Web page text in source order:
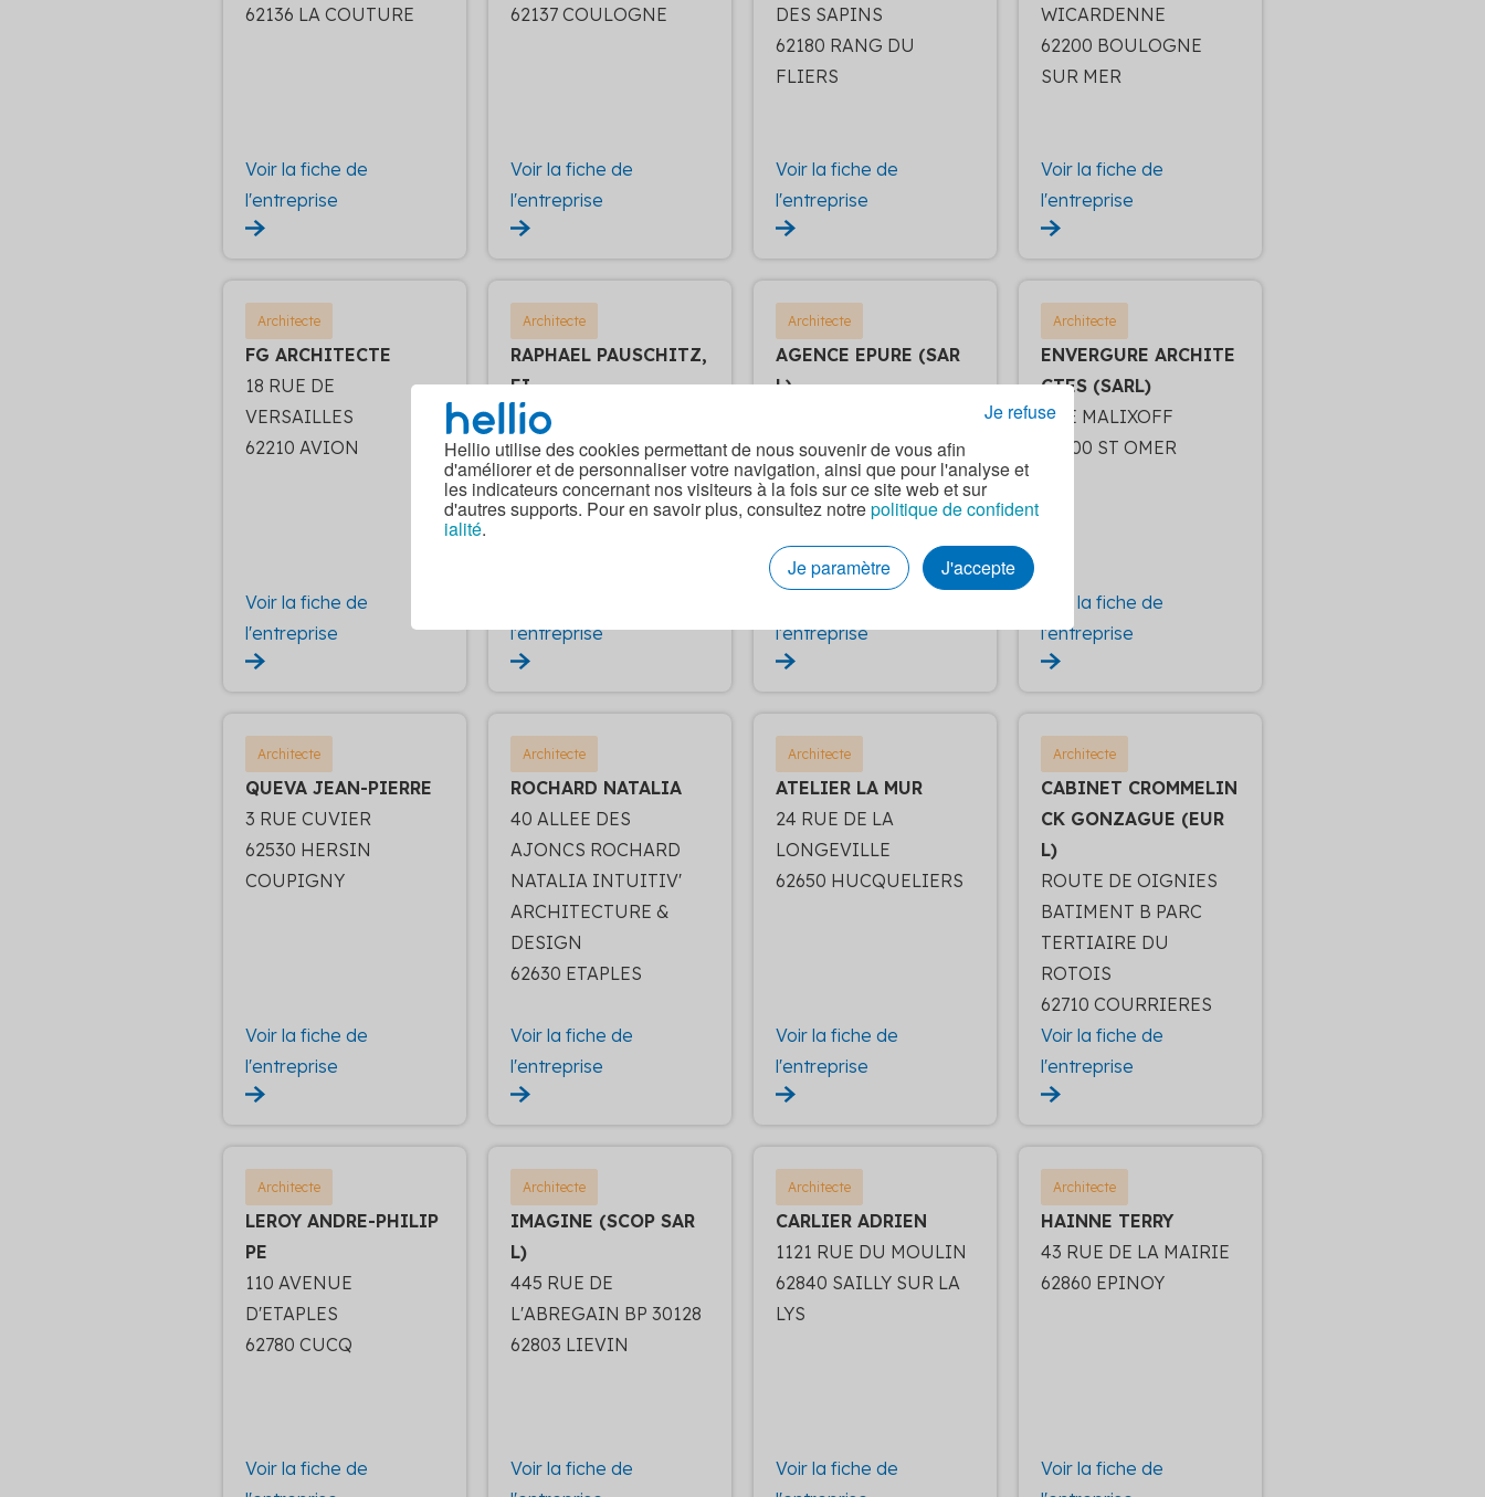
Hellio utilise des cookies permettant de nous souvenir de vous afin
d'améliorer et de personnaliser votre navigation, ainsi que pour l'analyse et
les indicateurs concernant nos visiteurs à la fois sur ce site web et sur
d'autres supports. Pour en savoir plus, consultez notrepolitique de confident
ialité.
Je paramètre
J'accepte
Je refuse
62136 LA COUTURE
Voir la fiche de
l'entreprise
62137 COULOGNE
Voir la fiche de
l'entreprise
DES SAPINS
62180 RANG DU
FLIERS
Voir la fiche de
l'entreprise
WICARDENNE
62200 BOULOGNE
SUR MER
Voir la fiche de
l'entreprise
Architecte
FG ARCHITECTE
18 RUE DE
VERSAILLES
62210 AVION
Voir la fiche de
l'entreprise
Architecte
RAPHAEL PAUSCHITZ,
EI
45 RUE DE
WICARDENNE
62280 ST MARTIN
BOULOGNE
l'entreprise
Architecte
AGENCE EPURE (SAR
L)
62500 ST OMER
l'entreprise
Architecte
ENVERGURE ARCHITE
CTES (SARL)
4 LE MALIXOFF
62500 ST OMER
Voir la fiche de
l'entreprise
Architecte
QUEVA JEAN-PIERRE
3 RUE CUVIER
62530 HERSIN
COUPIGNY
Voir la fiche de
l'entreprise
Architecte
ROCHARD NATALIA
40 ALLEE DES
AJONCS ROCHARD
NATALIA INTUITIV'
ARCHITECTURE &
DESIGN
62630 ETAPLES
Voir la fiche de
l'entreprise
Architecte
ATELIER LA MUR
24 RUE DE LA
LONGEVILLE
62650 HUCQUELIERS
Voir la fiche de
l'entreprise
Architecte
CABINET CROMMELIN
CK GONZAGUE (EUR
L)
ROUTE DE OIGNIES
BATIMENT B PARC
TERTIAIRE DU
ROTOIS
62710 COURRIERES
Voir la fiche de
l'entreprise
Architecte
LEROY ANDRE-PHILIP
PE
110 AVENUE
D'ETAPLES
62780 CUCQ
Voir la fiche de
Architecte
IMAGINE (SCOP SAR
L)
445 RUE DE
L'ABREGAIN BP 30128
62803 LIEVIN
Voir la fiche de
Architecte
CARLIER ADRIEN
1121 RUE DU MOULIN
62840 SAILLY SUR LA
LYS
Voir la fiche de
Architecte
HAINNE TERRY
43 RUE DE LA MAIRIE
62860 EPINOY
Voir la fiche de